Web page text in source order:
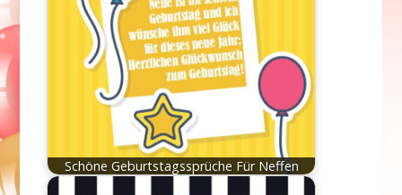
Schöne Geburtstagssprüche Für Neffen